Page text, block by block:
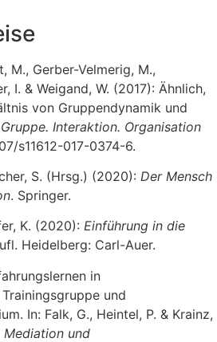
M., Gerber-Velmerig, M.,
I. & Weigand, W. (2017): Ähnlich,
von Gruppendynamik und
Gruppe. Interaktion. Organisation
s11612-017-0374-6.
S. (Hrsg.) (2020): Der Mensch
. Springer.
K. (2020): Einführung in die
Heidelberg: Carl-Auer.
in
und
In: Falk, G., Heintel, P. & Krainz,
Mediation und